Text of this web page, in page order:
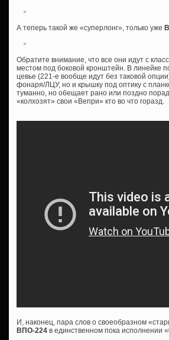
А теперь такой же «суперлонг», только уже
Обратите внимание, что все они идут с
местом под боковой кронштейн. В линейке
цевье (221-е вообще идут без таковой
фонаря/ЛЦУ, но и крышку под оптику с
туманно, но обещает рано или поздно
«колхозят» свои «Вепри» кто во что горазд.
И, наконец, пара слов о своеобразном
ВПО-224 в единственном пока исполнении